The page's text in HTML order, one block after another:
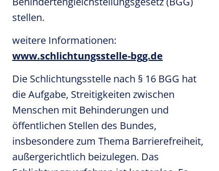
stellen.
weitere Informationen:
www.schlichtungsstelle-bgg.de
Die Schlichtungsstelle nach § 16 BGG hat
die Aufgabe, Streitigkeiten zwischen
Menschen mit Behinderungen und
öffentlichen Stellen des Bundes,
insbesondere zum Thema Barrierefreiheit,
außergerichtlich beizulegen. Das